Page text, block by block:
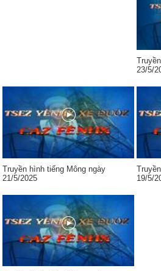
23/5/
Truyền hình tiếng Mông ngày
21/5/2025
19/5/